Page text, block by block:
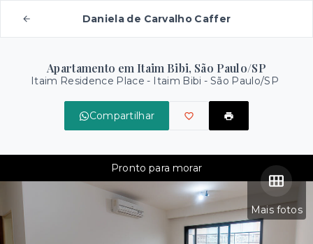
Daniela de Carvalho Caffer
Apartamento em Itaim Bibi, São Paulo/SP
Itaim Residence Place - Itaim Bibi - São Paulo/SP
Compartilhar
Mais fotos
Pronto para morar